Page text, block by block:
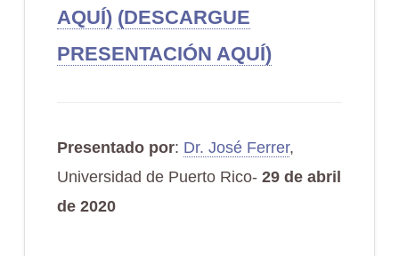
AQUÍ) (DESCARGUE
PRESENTACIÓN AQUÍ)
Presentado por: Dr. José Ferrer,
Universidad de Puerto Rico- 29 de abril
de 2020